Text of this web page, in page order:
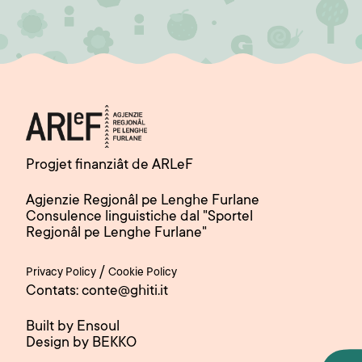
Progjet finanziât de ARLeF
Agjenzie Regjonâl pe Lenghe Furlane
Consulence linguistiche dal "Sportel
Regjonâl pe Lenghe Furlane"
Privacy Policy / Cookie Policy
Contats: conte@ghiti.it
Built by Ensoul
Design by BEKKO